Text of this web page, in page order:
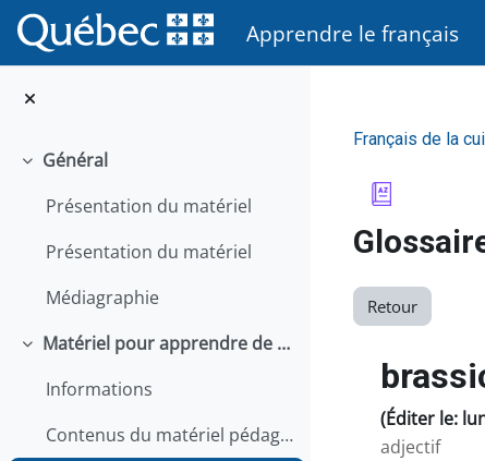
Passer au contenu principal
Apprendre le français
Replier
Général
Présentation du matériel
Présentation du matériel
Médiagraphie
Replier
Matériel pour apprendre de façon autonome
Informations
Contenus du matériel pédagogique
Français de la
Retour
(Éditer le:
adjectif